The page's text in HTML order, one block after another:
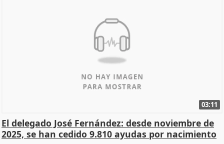
03:11
El delegado José Fernández: desde noviembre de
2025, se han cedido 9.810 ayudas por nacimiento